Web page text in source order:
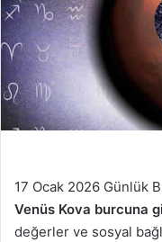
17 Ocak 2026 Günlük
Venüs Kova burcuna
değerler ve sosyal